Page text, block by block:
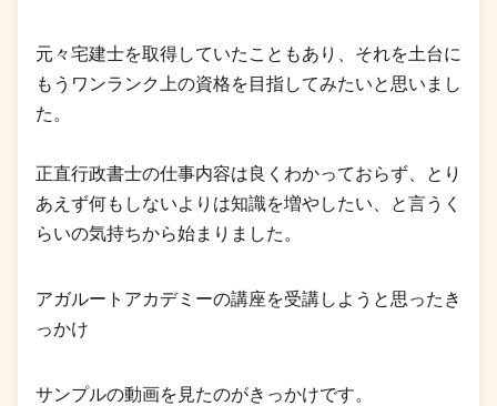
元々宅建士を取得していたこともあり、それを土台に
もうワンランク上の資格を目指してみたいと思いまし
た。
正直行政書士の仕事内容は良くわかっておらず、とり
あえず何もしないよりは知識を増やしたい、と言うく
らいの気持ちから始まりました。
アガルートアカデミーの講座を受講しようと思ったき
っかけ
サンプルの動画を見たのがきっかけです。